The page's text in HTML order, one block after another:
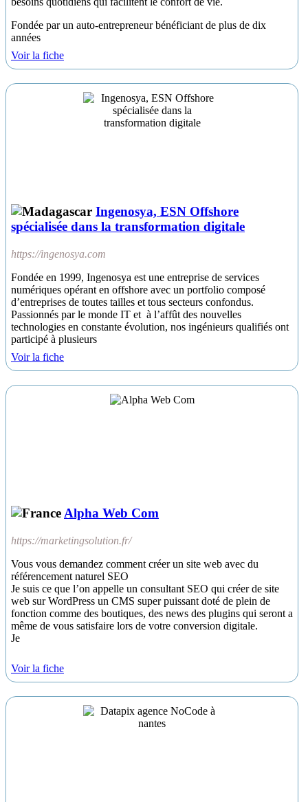
Fondée par un auto-entrepreneur bénéficiant de plus de dix
années
Voir la fiche
Ingenosya, ESN Offshore
spécialisée dans la transformation digitale
https://ingenosya.com
Fondée en 1999, Ingenosya est une entreprise de services
numériques opérant en offshore avec un portfolio composé
d’entreprises de toutes tailles et tous secteurs confondus.
Passionnés par le monde IT et à l’affût des nouvelles
technologies en constante évolution, nos ingénieurs qualifiés ont
participé à plusieurs
Voir la fiche
Alpha Web Com
https://marketingsolution.fr/
Vous vous demandez comment créer un site web avec du
référencement naturel SEO
Je suis ce que l’on appelle un consultant SEO qui créer de site
web sur WordPress un CMS super puissant doté de plein de
fonction comme des boutiques, des news des plugins qui seront a
même de vous satisfaire lors de votre conversion digitale.
Je
Voir la fiche